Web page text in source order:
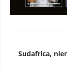
Sudafrica,